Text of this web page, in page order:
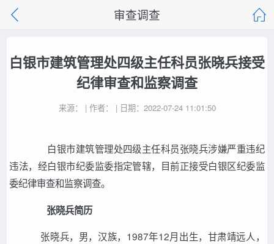
审查调查
白银市建筑管理处四级主任科员张晓兵接受
纪律审查和监察调查
来源： | 作者： | 日期：2022-07-24 11:01:50
白银市建筑管理处四级主任科员张晓兵涉嫌严重违纪
违法，经白银市纪委监委指定管辖，目前正接受白银区纪委监
委纪律审查和监察调查。
张晓兵简历
张晓兵，男，汉族，1987年12月出生，甘肃靖远人，